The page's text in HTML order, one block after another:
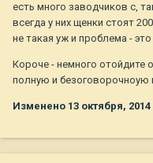
есть много заводчиков с,
всегда у них щенки стоят
не такая уж и проблема -
Короче - немного отойдите
полную и
Изменено 13 октября, 2014